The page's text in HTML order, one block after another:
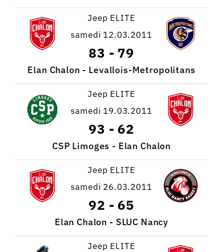
Jeep ELITE
samedi 12.03.2011
83 - 79
Elan Chalon - Levallois-Metropolitans
Jeep ELITE
samedi 19.03.2011
93 - 62
CSP Limoges - Elan Chalon
Jeep ELITE
samedi 26.03.2011
92 - 65
Elan Chalon - SLUC Nancy
Jeep ELITE